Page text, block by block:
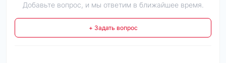
Добавьте вопрос, и мы ответим в ближайшее время.
+ Задать вопрос